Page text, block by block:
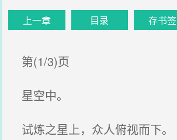
上一章 目录 存书签
第(1/3)页
星空中。
试炼之星上，众人俯视而下。